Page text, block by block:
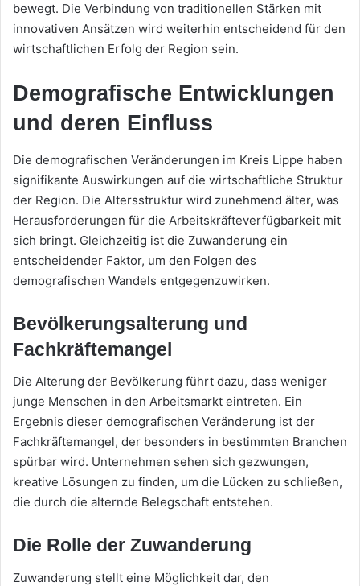
bewegt. Die Verbindung von traditionellen Stärken mit
innovativen Ansätzen wird weiterhin entscheidend für den
wirtschaftlichen Erfolg der Region sein.
Demografische Entwicklungen
und deren Einfluss
Die demografischen Veränderungen im Kreis Lippe haben
signifikante Auswirkungen auf die wirtschaftliche Struktur
der Region. Die Altersstruktur wird zunehmend älter, was
Herausforderungen für die Arbeitskräfteverfügbarkeit mit
sich bringt. Gleichzeitig ist die Zuwanderung ein
entscheidender Faktor, um den Folgen des
demografischen Wandels entgegenzuwirken.
Bevölkerungsalterung und
Fachkräftemangel
Die Alterung der Bevölkerung führt dazu, dass weniger
junge Menschen in den Arbeitsmarkt eintreten. Ein
Ergebnis dieser demografischen Veränderung ist der
Fachkräftemangel, der besonders in bestimmten Branchen
spürbar wird. Unternehmen sehen sich gezwungen,
kreative Lösungen zu finden, um die Lücken zu schließen,
die durch die alternde Belegschaft entstehen.
Die Rolle der Zuwanderung
Zuwanderung stellt eine Möglichkeit dar, den